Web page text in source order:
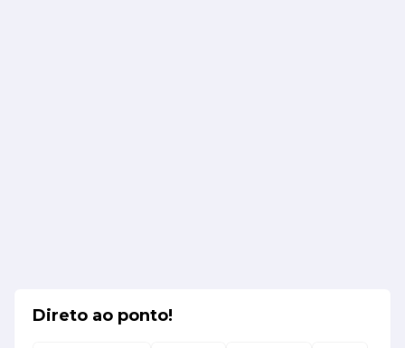
Direto ao ponto!